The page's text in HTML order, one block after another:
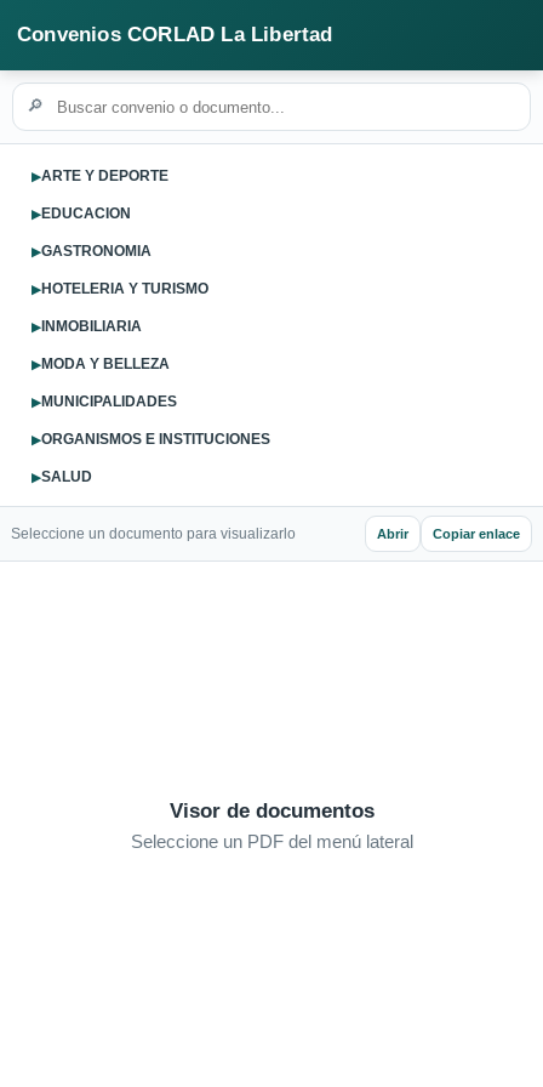
Convenios CORLAD La Libertad
🔎
▶ARTE Y DEPORTE
▶EDUCACION
▶GASTRONOMIA
▶HOTELERIA Y TURISMO
▶ INMOBILIARIA
▶MODA Y BELLEZA
▶MUNICIPALIDADES
▶ORGANISMOS E INSTITUCIONES
▶SALUD
Seleccione un documento para visualizarlo
Abrir Copiar enlace
Visor de documentos
Seleccione un PDF del menú lateral